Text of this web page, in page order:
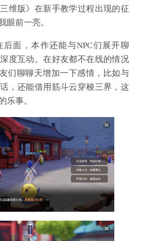
维版》在新手教学过程出现的征
眼前一亮。
，本作还能与NPC们展开聊
度互动。在好友都不在线的情况
们聊聊天增加一下感情，比如与
，还能借用筋斗云穿梭三界，这
乐事。